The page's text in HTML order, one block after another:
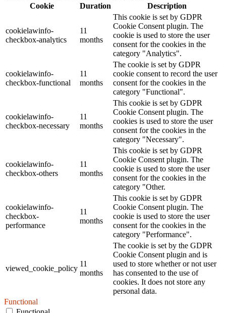
Cookie
Duration Description
cookielawinfo-
checkbox-analytics
11
months
This cookie is set by GDPR
Cookie Consent plugin. The
cookie is used to store the user
consent for the cookies in the
category "Analytics".
cookielawinfo-
checkbox-functional
11
months
The cookie is set by GDPR
cookie consent to record the user
consent for the cookies in the
category "Functional".
cookielawinfo-
checkbox-necessary
11
months
This cookie is set by GDPR
Cookie Consent plugin. The
cookies is used to store the user
consent for the cookies in the
category "Necessary".
cookielawinfo-
checkbox-others
11
months
This cookie is set by GDPR
Cookie Consent plugin. The
cookie is used to store the user
consent for the cookies in the
category "Other.
cookielawinfo-
checkbox-
performance
11
months
This cookie is set by GDPR
Cookie Consent plugin. The
cookie is used to store the user
consent for the cookies in the
category "Performance".
viewed_cookie_policy
11
months
The cookie is set by the GDPR
Cookie Consent plugin and is
used to store whether or not user
has consented to the use of
cookies. It does not store any
personal data.
Functional